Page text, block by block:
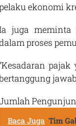
ekonomi
juga meminta
proses
Baca Juga Tim